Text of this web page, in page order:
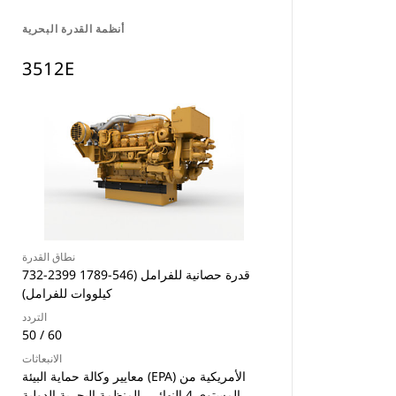
أنظمة القدرة البحرية
3512E
نطاق القدرة
732-2399 قدرة حصانية للفرامل (546-1789
كيلووات للفرامل)
التردد
50 / 60
الانبعاثات
معايير وكالة حماية البيئة (EPA) الأمريكية من